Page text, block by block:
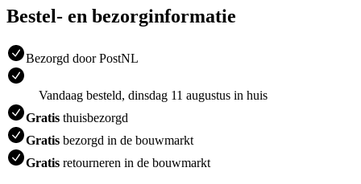
Bestel- en bezorginformatie
Bezorgd door PostNL
Vandaag besteld, dinsdag 11 augustus in huis
Gratis thuisbezorgd
Gratis bezorgd in de bouwmarkt
Gratis retourneren in de bouwmarkt